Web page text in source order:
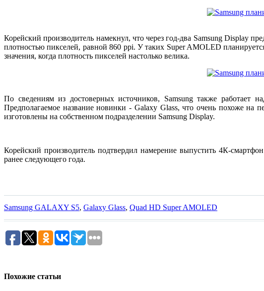
Корейский производитель намекнул, что через год-два Samsung Display
плотностью пикселей, равной 860 ppi. У таких Super AMOLED
значения, когда плотность пикселей настолько велика.
По сведениям из достоверных источников, Samsung также работает
Предполагаемое название новинки - Galaxy Glass, что очень похоже на
изготовлены на собственном подразделении Samsung Display.
Корейский производитель подтвердил намерение выпустить 4К-
ранее следующего года.
Samsung GALAXY S5, Galaxy Glass, Quad HD Super AMOLED
Похожие статьи